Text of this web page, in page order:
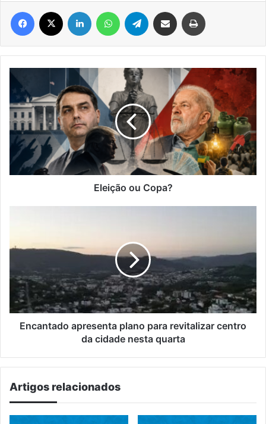
Facebook Linkedin WhatsAppTelegram Compartilhar via e-mail
Eleição
Copa?
Eleição ou Copa?
para
centro
cidade
nesta
quarta
Encantado apresenta plano para revitalizar centro
da cidade nesta quarta
Artigos relacionados